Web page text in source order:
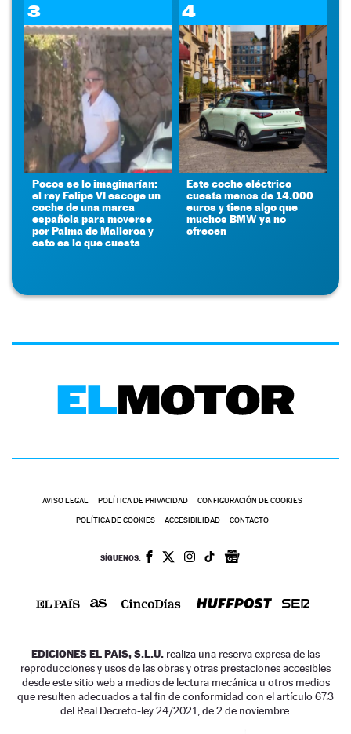
3
Pocos se lo imaginarían:
el rey Felipe VI escoge un
coche de una marca
española para moverse
por Palma de Mallorca y
esto es lo que cuesta
4
Este coche eléctrico
cuesta menos de 14.000
euros y tiene algo que
muchos BMW ya no
ofrecen
AVISO LEGAL POLÍTICA DE PRIVACIDAD CONFIGURACIÓN DE COOKIES
POLÍTICA DE COOKIES ACCESIBILIDAD CONTACTO
SÍGUENOS:
EDICIONES EL PAIS, S.L.U. realiza una reserva expresa de las
reproducciones y usos de las obras y otras prestaciones accesibles
desde este sitio web a medios de lectura mecánica u otros medios
que resulten adecuados a tal fin de conformidad con el artículo 67.3
del Real Decreto-ley 24/2021, de 2 de noviembre.